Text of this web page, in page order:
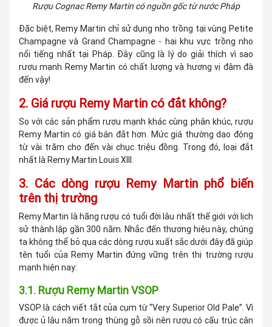
Rượu Cognac Remy Martin có nguồn gốc từ nước Pháp
Đặc biệt, Remy Martin chỉ sử dụng nho trồng tại vùng Petite
Champagne và Grand Champagne - hai khu vực trồng nho
nổi tiếng nhất tại Pháp. Đây cũng là lý do giải thích vì sao
rượu mạnh Remy Martin có chất lượng và hương vị đậm đà
đến vậy!
2. Giá rượu Remy Martin có đắt không?
So với các sản phẩm rượu mạnh khác cùng phân khúc, rượu
Remy Martin có giá bán đắt hơn. Mức giá thường dao động
từ vài trăm cho đến vài chục triệu đồng. Trong đó, loại đắt
nhất là Remy Martin Louis XIII.
3. Các dòng rượu Remy Martin phổ biến
trên thị trường
Remy Martin là hãng rượu có tuổi đời lâu nhất thế giới với lịch
sử thành lập gần 300 năm. Nhắc đến thương hiệu này, chúng
ta không thể bỏ qua các dòng rượu xuất sắc dưới đây đã giúp
tên tuổi của Remy Martin đứng vững trên thị trường rượu
mạnh hiện nay:
3.1. Rượu Remy Martin VSOP
VSOP là cách viết tắt của cụm từ “Very Superior Old Pale”. Vì
được ủ lâu năm trong thùng gỗ sồi nên rượu có cấu trúc cân